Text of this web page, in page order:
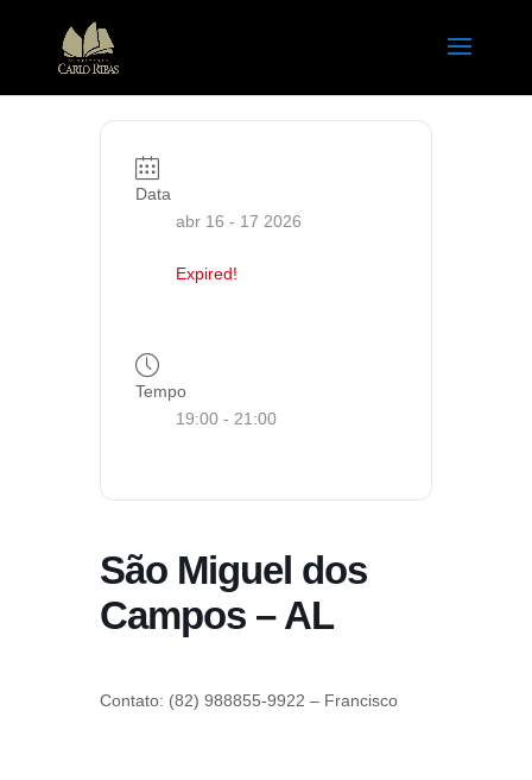
Data
abr 16 - 17 2026
Expired!
Tempo
19:00 - 21:00
São Miguel dos
Campos – AL
Contato: (82) 988855-9922 – Francisco